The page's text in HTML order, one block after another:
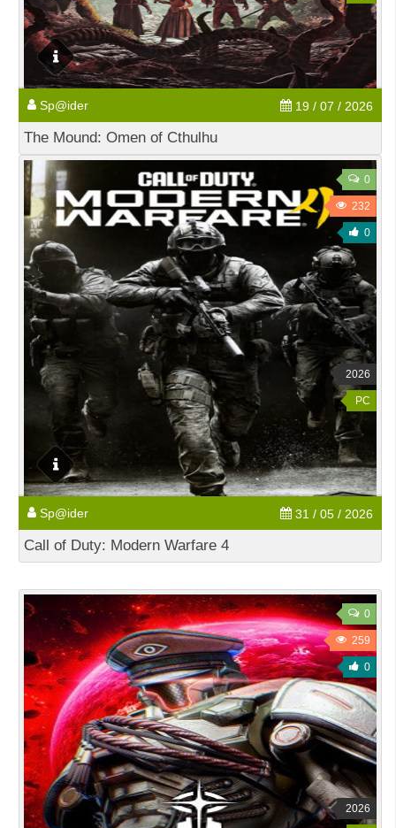
Sp@ider 19 / 07 / 2026
The Mound: Omen of Cthulhu
0
232
0
2026
PC
Sp@ider 31 / 05 / 2026
Call of Duty: Modern Warfare 4
0
259
0
2026